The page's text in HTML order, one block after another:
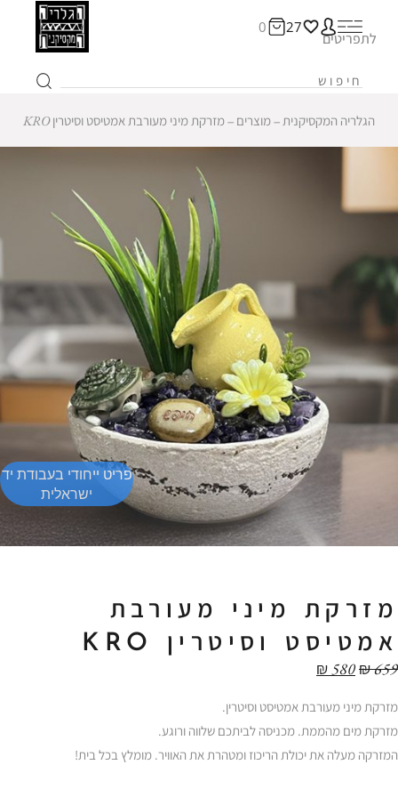
27
0
לתפריטים
הגלריה המקסיקנית ‒מוצרים ‒מזרקת מיני מעורבת אמטיסט וסיטרין KRO
פריט ייחודי בעבודת יד
ישראלית
מזרקת מיני מעורבת
אמטיסט וסיטרין KRO
₪659
₪580
מזרקת מיני מעורבת אמטיסט וסיטרין.
מזרקת מים מהממת. מכניסה לביתכם שלווה ורוגע.
המזרקה מעלה את יכולת הריכוז ומטהרת את האוויר. מומלץ בכל בית!